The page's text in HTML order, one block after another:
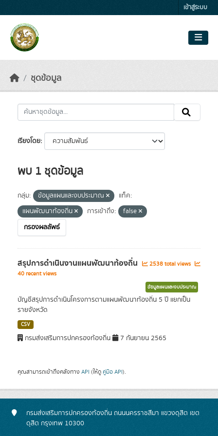
เข้าสู่ระบบ
ชุดข้อมูล
เรียงโดย
พบ 1 ชุดข้อมูล
กลุ่ม: ข้อมูลแผนและงบประมาณ
แท็ค:
แผนพัฒนาท้องถิ่น
การเข้าถึง:
false
กรองผลลัพธ์
สรุปการดำเนินงานแผนพัฒนาท้องถิ่น
2538 total views
40 recent views
ข้อมูลแผนและงบประมาณ
บัญชีสรุปการดำเนินโครงการตามแผนพัฒนาท้องถิ่น 5 ปี แยกเป็น
รายจังหวัด
CSV
กรมส่งเสริมการปกครองท้องถิ่น 7 กันยายน 2565
คุณสามารถเข้าถึงคลังทาง API (ให้ดู คู่มือ API).
กรมส่งเสริมการปกครองท้องถิ่น ถนนนครราชสีมา แขวงดุสิต เขต
ดุสิต กรุงเทพ 10300